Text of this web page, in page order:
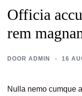
Officia
rem
DOOR ADMIN 16
Nulla nemo cumque